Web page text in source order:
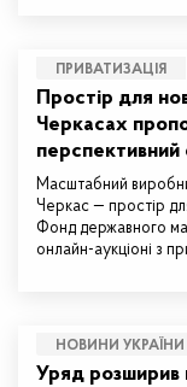
ПРИВАТИЗАЦІЯ
Простір для
Черкасах
перспективний
Масштабний
Черкас — простір
Фонд державного
онлайн-аукціоні з
НОВИНИ УКРАЇНИ
Уряд розширив